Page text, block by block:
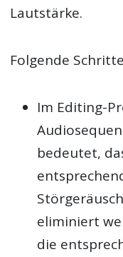
Lautstärke.
Folgende
Im Editing-
bedeutet,
eliminiert
die